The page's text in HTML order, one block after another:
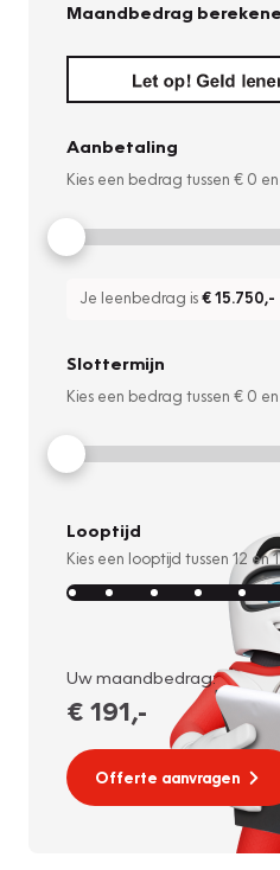
Maandbedrag
Aanbetaling
Kies een bedrag tussen € 0 en
Je leenbedrag is€ 15.750,-
Slottermijn
Kies een bedrag tussen € 0 en
Looptijd
Kies een looptijd tussen 12 en
Uw maandbedrag:
€ 191,-
Offerte aanvragen